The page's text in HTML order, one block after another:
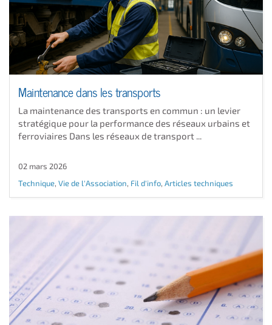
Maintenance dans les transports
La maintenance des transports en commun : un levier
stratégique pour la performance des réseaux urbains et
ferroviaires Dans les réseaux de transport ...
02 mars 2026
Technique, Vie de l'Association, Fil d'info, Articles techniques